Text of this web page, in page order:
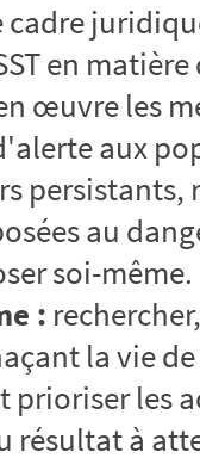
cadre
en matière
œuvre les
aux
persistants,
au
soi-même.
:
la vie
prioriser les
résultat à